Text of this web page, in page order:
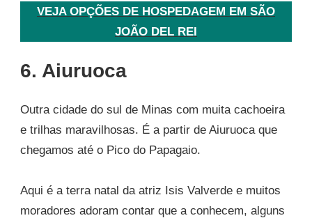
VEJA OPÇÕES DE HOSPEDAGEM EM SÃO
JOÃO DEL REI
6. Aiuruoca
Outra cidade do sul de Minas com muita cachoeira
e trilhas maravilhosas. É a partir de Aiuruoca que
chegamos até o Pico do Papagaio.
Aqui é a terra natal da atriz Isis Valverde e muitos
moradores adoram contar que a conhecem, alguns